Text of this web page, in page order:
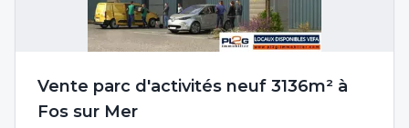
Vente parc d'activités neuf 3136m² à
Fos sur Mer